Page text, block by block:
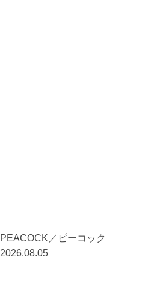
PEACOCK／ピーコック
2026.08.05